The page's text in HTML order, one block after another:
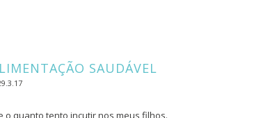
SAUDÁVEL
o quanto tento incutir nos meus filhos.